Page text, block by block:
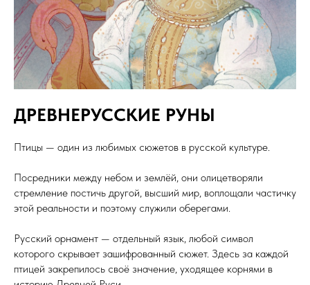
ДРЕВНЕРУССКИЕ РУНЫ
Птицы — один из любимых сюжетов в русской культуре.
Посредники между небом и землёй, они олицетворяли
стремление постичь другой, высший мир, воплощали частичку
этой реальности и поэтому служили оберегами.
Русский орнамент — отдельный язык, любой символ
которого скрывает зашифрованный сюжет. Здесь за каждой
птицей закрепилось своё значение, уходящее корнями в